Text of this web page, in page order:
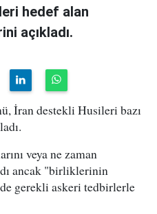
hedef alan
açıkladı.
İran destekli Husileri bazı
veya ne zaman
ancak "birliklerinin
gerekli askeri tedbirlerle